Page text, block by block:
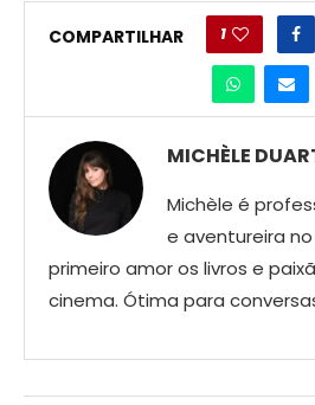
COMPARTILHAR 1
MICHÈLE
Michèle é
e aventureira
primeiro amor os livros e
cinema. Ótima para